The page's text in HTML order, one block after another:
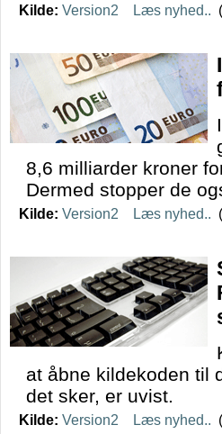
Kilde: Version2 Læs nyhed..
8,6 milliarder kroner
Dermed stopper de
Kilde: Version2 Læs nyhed..
at åbne kildekoden til
det sker, er uvist.
Kilde: Version2 Læs nyhed..